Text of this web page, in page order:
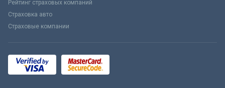
Рейтинг страховых компаний
Страховка авто
Страховые компании